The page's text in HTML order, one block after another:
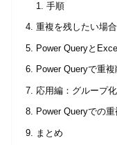
手順
重複を残したい場
Power Queryと
Power Queryで重
応用編：グループ
Power Queryでの
まとめ